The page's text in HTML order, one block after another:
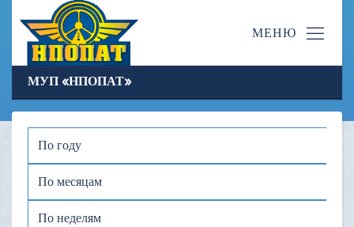
МУП «НПОПАТ»
По году
По месяцам
По неделям